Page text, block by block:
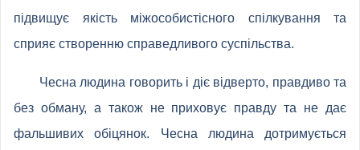
підвищує якість міжособистісного спілкування та
сприяє створенню справедливого суспільства.
Чесна людина говорить і діє відверто, правдиво та
без обману, а також не приховує правду та не дає
фальшивих обіцянок. Чесна людина дотримується